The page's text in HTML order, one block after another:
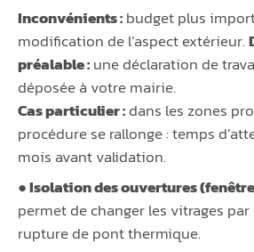
Inconvénients :budget plus
modification de l’aspect extérieur.
préalable :une déclaration de
déposée à votre mairie.
Cas particulier :dans les zones
procédure se rallonge : temps
mois avant validation.
● Isolation des ouvertures
permet de changer les vitrages
rupture de pont thermique.